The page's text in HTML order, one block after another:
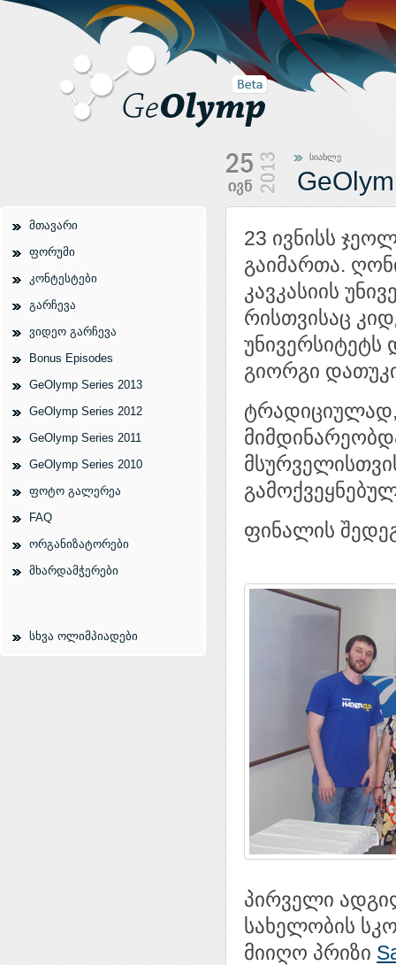
მთავარი
ფორუმი
კონტესტები
გარჩევა
ვიდეო გარჩევა
Bonus Episodes
GeOlymp Series 2013
GeOlymp Series 2012
GeOlymp Series 2011
GeOlymp Series 2010
ფოტო გალერეა
FAQ
ორგანიზატორები
მხარდამჭერები
სხვა ოლიმპიადები
სიახლე
23 ივნისს
გაიმართა.
კავკასიის
რისთვისაც
გიორგი
ფინალის
პირველი
სახელობის
მიიღო პრიზი